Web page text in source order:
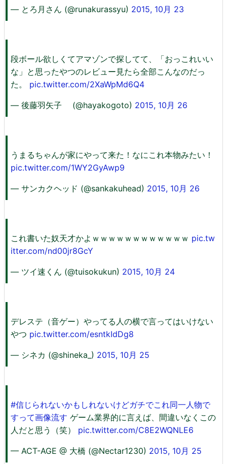
— とろ月さん (@runakurassyu) 2015, 10月 23
段ボール欲しくてアマゾンで探してて、「おっこれいい
な」と思ったやつのレビュー見たら全部こんなのだっ
た。 pic.twitter.com/2XaWpMd6Q4
— 後藤羽矢子 (@hayakogoto) 2015, 10月 26
うまるちゃんが家にやって来た！なにこれ本物みたい！
pic.twitter.com/1WY2GyAwp9
— サンカクヘッド (@sankakuhead) 2015, 10月 26
これ書いた奴天才かよｗｗｗｗｗｗｗｗｗｗｗｗ pic.tw
itter.com/nd00jr8GcY
— ツイ速くん (@tuisokukun) 2015, 10月 24
デレステ（音ゲー）やってる人の横で言ってはいけない
やつ pic.twitter.com/esntkIdDg8
— シネカ (@shineka_) 2015, 10月 25
#信じられないかもしれないけどガチでこれ同一人物で
すって画像流す ゲーム業界的に言えば、間違いなくこの
人だと思う（笑） pic.twitter.com/C8E2WQNLE6
— ACT-AGE @ 大橋 (@Nectar1230) 2015, 10月 25